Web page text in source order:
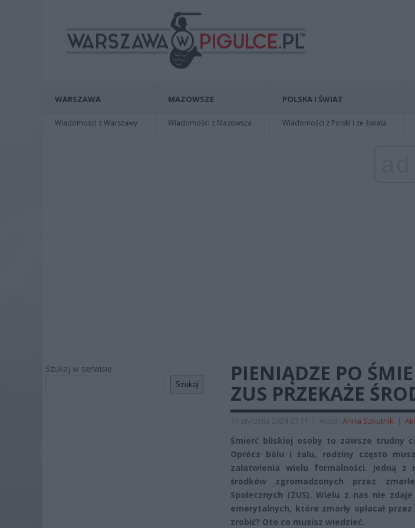
WARSZAWA
Wiadomości z Warszawy
MAZOWSZE
Wiadomości z Mazowsza
POLSKA I ŚWIAT
Wiadomości z Polski i ze świata
Szukaj w serwisie
Szukaj
PIENIĄDZE PO
ZUS PRZEKAŻE
11 stycznia 2024 07:11 | Autor: Anna Szkutnik |
Śmierć bliskiej osoby to zawsze trudny
Oprócz bólu i żalu, rodziny często
załatwienia wielu formalności. Jedną z
środków zgromadzonych przez
Społecznych (ZUS). Wielu z nas nie
emerytalnych, które zmarły opłacał
zrobić? Oto co musisz wiedzieć.